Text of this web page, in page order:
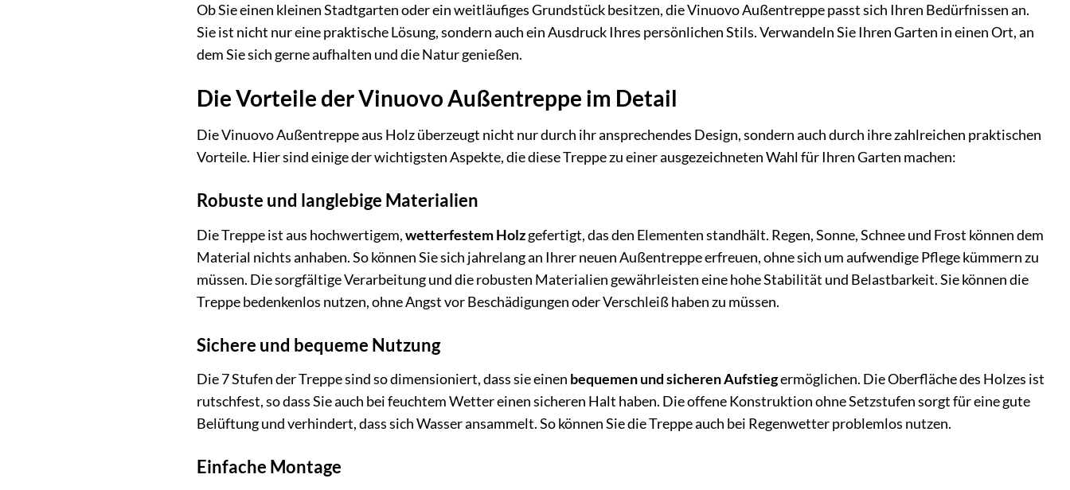
Ob Sie einen kleinen Stadtgarten oder ein weitläufiges Grundstück besitzen, die Vinuovo Außentreppe passt sich Ihren Bedürfnissen an.
Sie ist nicht nur eine praktische Lösung, sondern auch ein Ausdruck Ihres persönlichen Stils. Verwandeln Sie Ihren Garten in einen Ort, an
dem Sie sich gerne aufhalten und die Natur genießen.
Die Vorteile der Vinuovo Außentreppe im Detail
Die Vinuovo Außentreppe aus Holz überzeugt nicht nur durch ihr ansprechendes Design, sondern auch durch ihre zahlreichen praktischen
Vorteile. Hier sind einige der wichtigsten Aspekte, die diese Treppe zu einer ausgezeichneten Wahl für Ihren Garten machen:
Robuste und langlebige Materialien
Die Treppe ist aus hochwertigem,wetterfestem Holzgefertigt, das den Elementen standhält. Regen, Sonne, Schnee und Frost können dem
Material nichts anhaben. So können Sie sich jahrelang an Ihrer neuen Außentreppe erfreuen, ohne sich um aufwendige Pflege kümmern zu
müssen. Die sorgfältige Verarbeitung und die robusten Materialien gewährleisten eine hohe Stabilität und Belastbarkeit. Sie können die
Treppe bedenkenlos nutzen, ohne Angst vor Beschädigungen oder Verschleiß haben zu müssen.
Sichere und bequeme Nutzung
Die 7 Stufen der Treppe sind so dimensioniert, dass sie einen bequemen und sicheren Aufstiegermöglichen. Die Oberfläche des Holzes ist
rutschfest, so dass Sie auch bei feuchtem Wetter einen sicheren Halt haben. Die offene Konstruktion ohne Setzstufen sorgt für eine gute
Belüftung und verhindert, dass sich Wasser ansammelt. So können Sie die Treppe auch bei Regenwetter problemlos nutzen.
Einfache Montage